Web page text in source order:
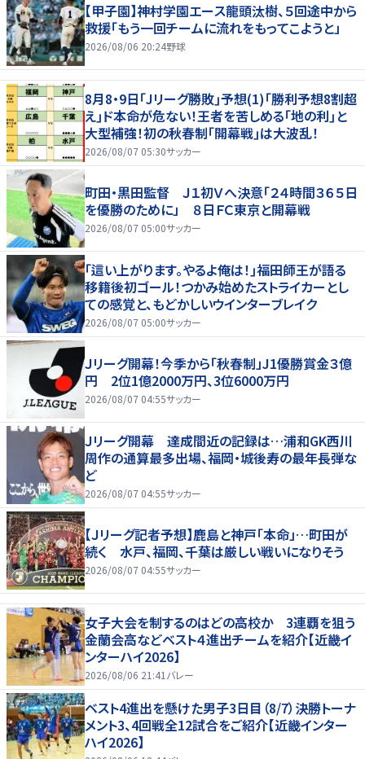
【甲子園】神村学園エース龍頭汰樹、５回途中から
救援「もう一回チームに流れをもってこようと」
2026/08/06 20:24野球
8月8・9日｢Jリーグ勝敗｣予想(1)｢勝利予想8割超
え｣ド本命が危ない！王者を苦しめる｢地の利｣と
大型補強！初の秋春制｢開幕戦｣は大波乱！
2026/08/07 05:30サッカー
町田・黒田監督 Ｊ１初Ｖへ決意「２４時間３６５日
を優勝のために」 ８日ＦＣ東京と開幕戦
2026/08/07 05:00サッカー
｢這い上がります。やるよ俺は！｣福田師王が語る
移籍後初ゴール！つかみ始めたストライカーとし
ての感覚と、もどかしいウインターブレイク
2026/08/07 05:00サッカー
Ｊリーグ開幕！今季から「秋春制」J1優勝賞金３億
円 2位1億2000万円、3位6000万円
2026/08/07 04:55サッカー
Ｊリーグ開幕 達成間近の記録は…浦和GK西川
周作の通算最多出場、福岡・城後寿の最年長弾な
ど
2026/08/07 04:55サッカー
【Ｊリーグ記者予想】鹿島と神戸「本命」…町田が
続く 水戸、福岡、千葉は厳しい戦いになりそう
2026/08/07 04:55サッカー
女子大会を制するのはどの高校か 3連覇を狙う
金蘭会高などベスト４進出チームを紹介【近畿イ
ンターハイ2026】
2026/08/06 21:41 バレー
ベスト4進出を懸けた男子3日目（8/7）決勝トーナ
メント3、4回戦全12試合をご紹介【近畿インター
ハイ2026】